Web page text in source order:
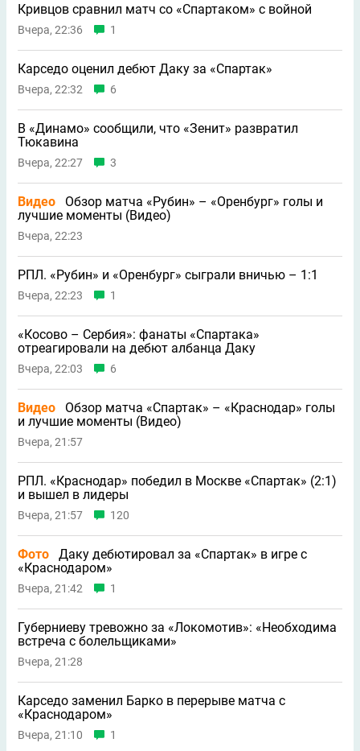
Кривцов сравнил матч со «Спартаком» с войной
Вчера, 22:36 1
Карседо оценил дебют Даку за «Спартак»
Вчера, 22:32 6
В «Динамо» сообщили, что «Зенит» развратил
Тюкавина
Вчера, 22:27 3
Видео
Обзор матча «Рубин» – «Оренбург» голы и
лучшие моменты (Видео)
Вчера, 22:23
РПЛ. «Рубин» и «Оренбург» сыграли вничью – 1:1
Вчера, 22:23 1
«Косово – Сербия»: фанаты «Спартака»
отреагировали на дебют албанца Даку
Вчера, 22:03 6
Видео
Обзор матча «Спартак» – «Краснодар» голы
и лучшие моменты (Видео)
Вчера, 21:57
РПЛ. «Краснодар» победил в Москве «Спартак» (2:1)
и вышел в лидеры
Вчера, 21:57 120
Фото
Даку дебютировал за «Спартак» в игре с
«Краснодаром»
Вчера, 21:42 1
Губерниеву тревожно за «Локомотив»: «Необходима
встреча с болельщиками»
Вчера, 21:28
Карседо заменил Барко в перерыве матча с
«Краснодаром»
Вчера, 21:10 1